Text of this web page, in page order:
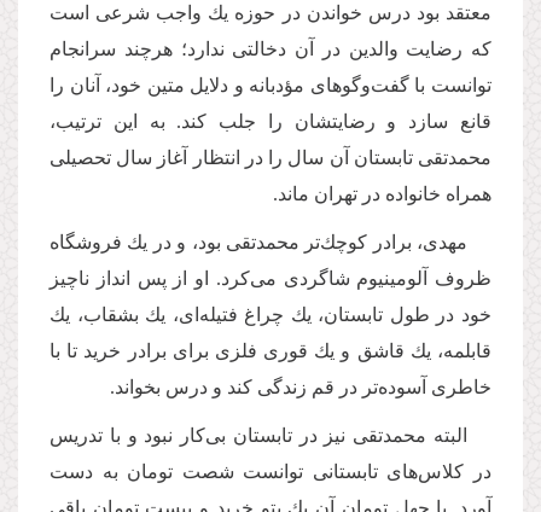
معتقد بود درس خواندن در حوزه یك واجب شرعى است
كه رضایت والدین در آن دخالتى ندارد؛ هرچند سرانجام
توانست با گفت‌وگوهاى مؤدبانه و دلایل متین خود، آنان را
قانع سازد و رضایتشان را جلب كند. به این ترتیب،
محمدتقى تابستان آن سال را در انتظار آغاز سال تحصیلى
همراه خانواده در تهران ماند.
مهدى، برادر كوچك‌تر محمدتقى بود، و در یك فروشگاه
ظروف آلومینیوم شاگردى مى‌كرد. او از پس انداز ناچیز
خود در طول تابستان، یك چراغ فتیله‌اى، یك بشقاب، یك
قابلمه، یك قاشق و یك قورى فلزى براى برادر خرید تا با
خاطرى آسوده‌تر در قم زندگى كند و درس بخواند.
البته محمدتقى نیز در تابستان بى‌كار نبود و با تدریس
در كلاس‌هاى تابستانى توانست شصت تومان به دست
آورد. با چهل تومانِ آن یك پتو خرید و بیست تومان باقى